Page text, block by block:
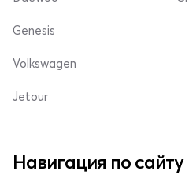
Genesis
Volkswagen
Jetour
Навигация по сайту